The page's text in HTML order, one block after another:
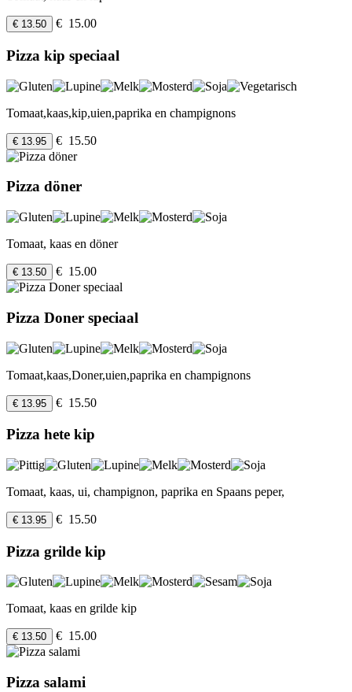
€ 13.50 € 15.00
Pizza kip speciaal
Tomaat,kaas,kip,uien,paprika en champignons
€ 13.95 € 15.50
Pizza döner
Tomaat, kaas en döner
€ 13.50 € 15.00
Pizza Doner speciaal
Tomaat,kaas,Doner,uien,paprika en champignons
€ 13.95 € 15.50
Pizza hete kip
Tomaat, kaas, ui, champignon, paprika en Spaans peper,
€ 13.95 € 15.50
Pizza grilde kip
Tomaat, kaas en grilde kip
€ 13.50 € 15.00
Pizza salami